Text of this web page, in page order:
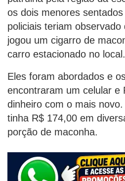
os dois menores
policiais teriam
jogou um cigarro de
carro estacionado no local.
Eles foram abordados e
encontraram um celular e
dinheiro com o mais
tinha R$ 174,00 em
porção de maconha.